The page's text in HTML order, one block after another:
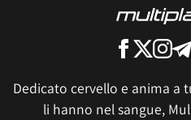
Dedicato cervello e anima a
li hanno nel sangue,